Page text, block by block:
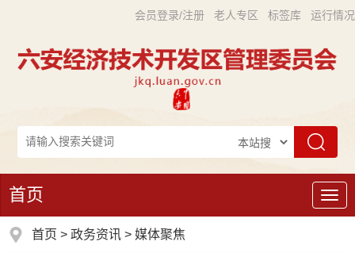
会员登录/注册 老人专区 标签库 运行情况
导
航
首页
首页 > 政务资讯 > 媒体聚焦